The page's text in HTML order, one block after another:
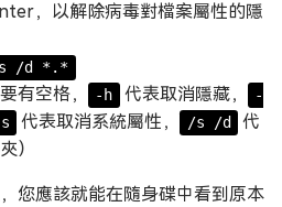
，以解除病毒對檔案屬性的隱
/d *.*
有空格， -h 代表取消隱藏，
-
代表取消系統屬性， /s /d
代
）
您應該就能在隨身碟中看到原本